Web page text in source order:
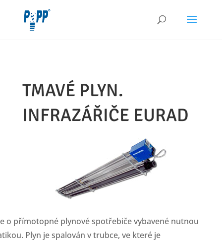
TMAVÉ PLYN.
INFRAZÁŘIČE EURAD
o přímotopné plynové spotřebiče vybavené nutnou
Plyn je spalován v trubce, ve které je